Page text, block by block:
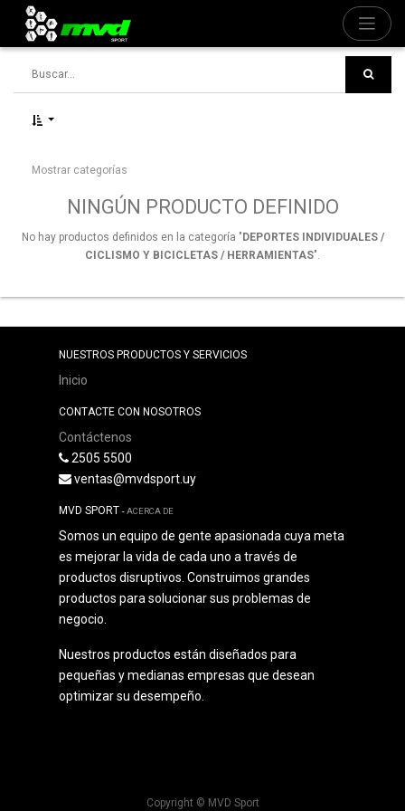
Mostrar categorías
NINGÚN PRODUCTO DEFINIDO
No hay productos definidos en la categoría " DEPORTES INDIVIDUALES /
CICLISMO Y BICICLETAS / HERRAMIENTAS".
NUESTROS PRODUCTOS Y SERVICIOS
Inicio
CONTACTE CON NOSOTROS
Contáctenos
2505 5500
ventas@mvdsport.uy
MVD SPORT -ACERCA DE
Somos un equipo de gente apasionada cuya meta
es mejorar la vida de cada uno a través de
productos disruptivos. Construimos grandes
productos para solucionar sus problemas de
negocio.
Nuestros productos están diseñados para
pequeñas y medianas empresas que desean
optimizar su desempeño.
Copyright © MVD Sport